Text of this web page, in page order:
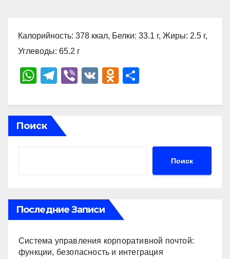
Калорийность: 378 ккал, Белки: 33.1 г, Жиры: 2.5 г,
Углеводы: 65.2 г
W
at
s
A
T
e
gr
a
Vi
er
V
O
n
р
ть
Поиск
Поиск
Последние Записи
Система управления корпоративной почтой:
функции, безопасность и интеграция